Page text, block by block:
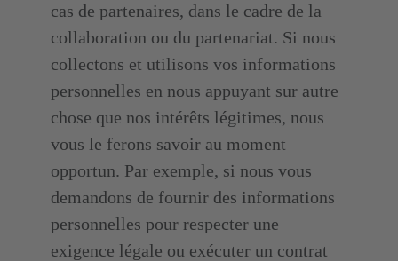
cas de partenaires, dans le cadre de la
collaboration ou du partenariat. Si nous
collectons et utilisons vos informations
personnelles en nous appuyant sur autre
chose que nos intérêts légitimes, nous
vous le ferons savoir au moment
opportun. Par exemple, si nous vous
demandons de fournir des informations
personnelles pour respecter une
exigence légale ou exécuter un contrat